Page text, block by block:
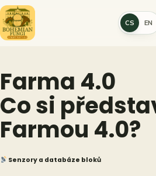
Přeskočit
na
obsah
CS EN
Farma 4.0
Co si
Farmou 4.0?
Senzory a databáze bloků